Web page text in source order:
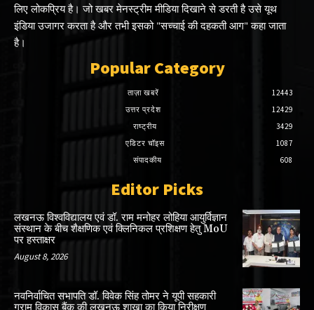
लिए लोकप्रिय है। जो खबर मेनस्ट्रीम मीडिया दिखाने से डरती है उसे यूथ
इंडिया उजागर करता है और तभी इसको "सच्चाई की दहकती आग" कहा जाता
है।
Popular Category
ताज़ा खबरें
12443
उत्तर प्रदेश
12429
राष्ट्रीय
3429
एडिटर चॉइस
1087
संपादकीय
608
Editor Picks
लखनऊ विश्वविद्यालय एवं डॉ. राम मनोहर लोहिया आयुर्विज्ञान
संस्थान के बीच शैक्षणिक एवं क्लिनिकल प्रशिक्षण हेतु MoU
पर हस्ताक्षर
August 8, 2026
नवनिर्वाचित सभापति डॉ. विवेक सिंह तोमर ने यूपी सहकारी